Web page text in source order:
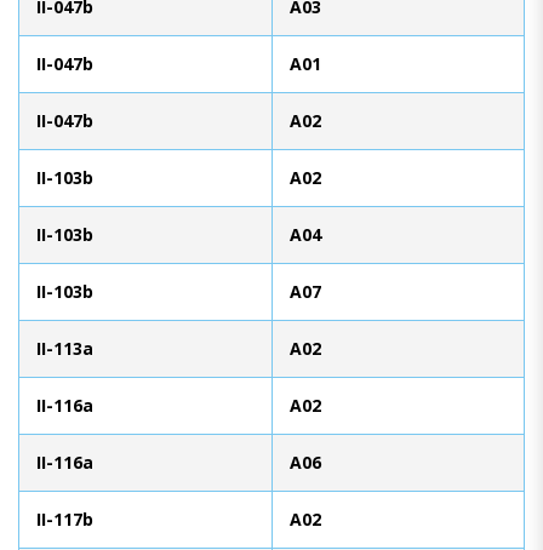
II-047b A03
II-047b A01
II-047b A02
II-103b A02
II-103b A04
II-103b A07
II-113a A02
II-116a A02
II-116a A06
II-117b A02